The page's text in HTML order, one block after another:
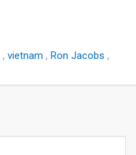
, vietnam , Ron Jacobs ,